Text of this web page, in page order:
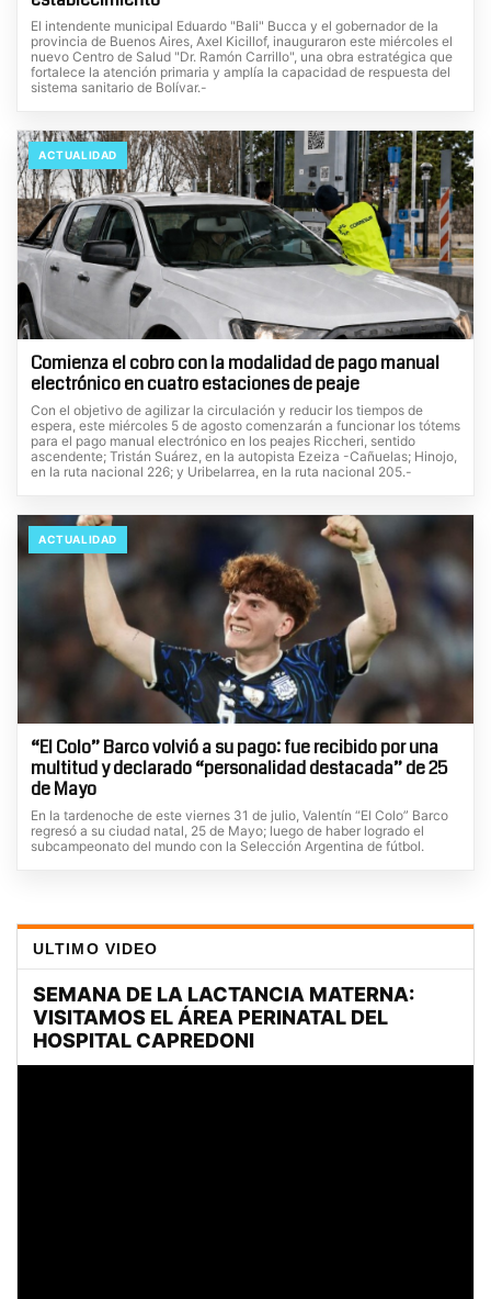
El intendente municipal Eduardo "Bali" Bucca y el gobernador de la
provincia de Buenos Aires, Axel Kicillof, inauguraron este miércoles el
nuevo Centro de Salud "Dr. Ramón Carrillo", una obra estratégica que
fortalece la atención primaria y amplía la capacidad de respuesta del
sistema sanitario de Bolívar.-
ACTUALIDAD
Comienza el cobro con la modalidad de pago manual
electrónico en cuatro estaciones de peaje
Con el objetivo de agilizar la circulación y reducir los tiempos de
espera, este miércoles 5 de agosto comenzarán a funcionar los tótems
para el pago manual electrónico en los peajes Riccheri, sentido
ascendente; Tristán Suárez, en la autopista Ezeiza -Cañuelas; Hinojo,
en la ruta nacional 226; y Uribelarrea, en la ruta nacional 205.-
ACTUALIDAD
“El Colo” Barco volvió a su pago: fue recibido por una
multitud y declarado “personalidad destacada” de 25
de Mayo
En la tardenoche de este viernes 31 de julio, Valentín “El Colo” Barco
regresó a su ciudad natal, 25 de Mayo; luego de haber logrado el
subcampeonato del mundo con la Selección Argentina de fútbol.
ULTIMO VIDEO